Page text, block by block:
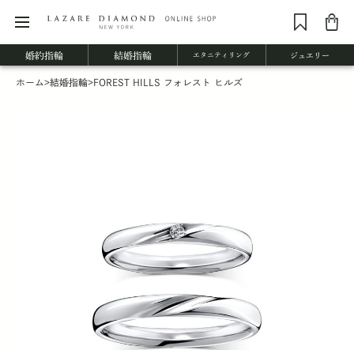
婚約指輪 結婚指輪 エタニティリング ジュエリー
ホーム>結婚指輪>FOREST HILLS フォレスト ヒルズ